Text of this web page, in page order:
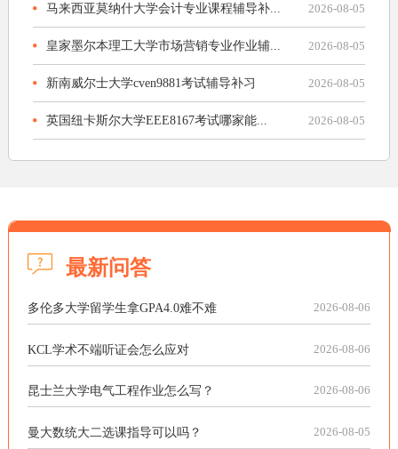
马来西亚莫纳什大学会计专业课程辅导补... 2026-08-05
皇家墨尔本理工大学市场营销专业作业辅... 2026-08-05
新南威尔士大学cven9881考试辅导补习 2026-08-05
英国纽卡斯尔大学EEE8167考试哪家能... 2026-08-05
最新问答
多伦多大学留学生拿GPA4.0难不难 2026-08-06
KCL学术不端听证会怎么应对 2026-08-06
昆士兰大学电气工程作业怎么写？ 2026-08-06
曼大数统大二选课指导可以吗？ 2026-08-05